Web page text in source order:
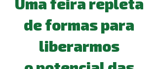
de formas para
liberarmos